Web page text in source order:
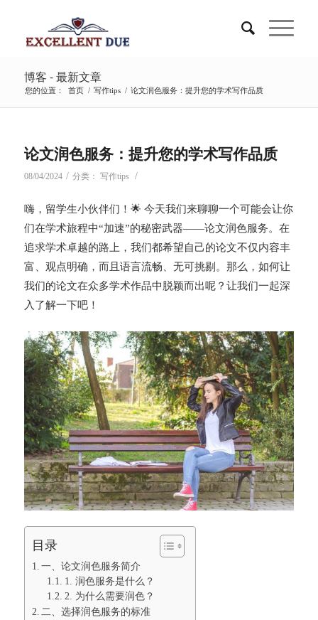
博客 - 最新文章
您的位置： 首页 / 写作tips / 论文润色服务：提升您的学术写作品质
论文润色服务：提升您的学术写作品质
08/04/2024 / 分类： 写作tips /
嗨，留学生小伙伴们！🌟 今天我们来聊聊一个可能会让你
们在学术旅程中“加速”的秘密武器——论文润色服务。在
追求学术卓越的路上，我们都希望自己的论文不仅内容丰
富、观点明确，而且语言流畅、无可挑剔。那么，如何让
我们的论文在众多学术作品中脱颖而出呢？让我们一起深
入了解一下吧！
目录
一、论文润色服务简介
1. 润色服务是什么？
2. 为什么需要润色？
二、选择润色服务的标准